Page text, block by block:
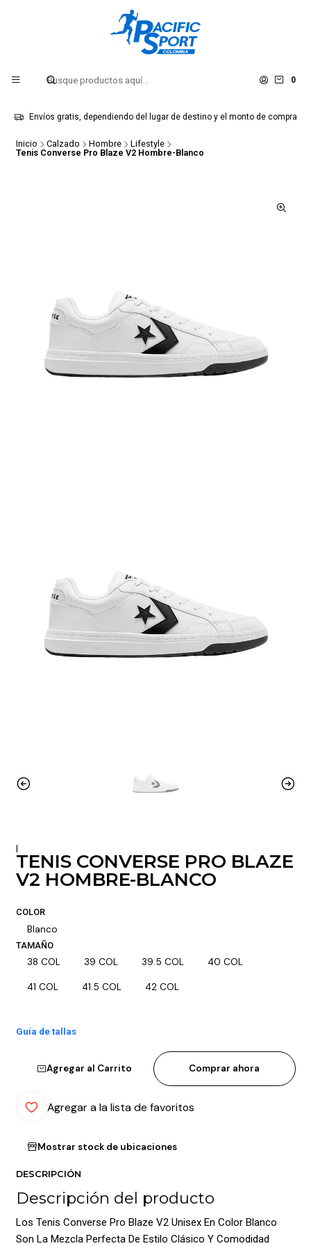
0
Envíos gratis, dependiendo del lugar de destino y el monto de compra
Inicio Calzado Hombre
Lifestyle
Tenis Converse Pro Blaze V2 Hombre-Blanco
|
TENIS CONVERSE PRO BLAZE
V2 HOMBRE-BLANCO
COLOR
Blanco
TAMAÑO
38 COL 39 COL 39.5 COL 40 COL
41 COL 41.5 COL 42 COL
Guía de tallas
Agregar al Carrito Comprar ahora
Agregar a la lista de favoritos
Mostrar stock de ubicaciones
DESCRIPCIÓN
Descripción del producto
Los Tenis Converse Pro Blaze V2 Unisex En Color Blanco
Son La Mezcla Perfecta De Estilo Clásico Y Comodidad